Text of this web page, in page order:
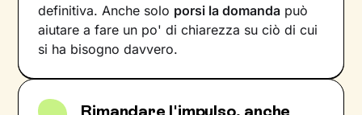
definitiva. Anche solo porsi la domanda può
aiutare a fare un po' di chiarezza su ciò di cui
si ha bisogno davvero.
Rimandare l'impulso, anche